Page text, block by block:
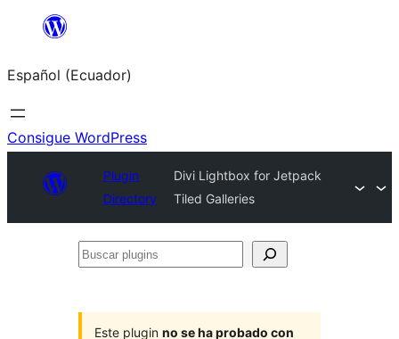
Saltar
contenido
Español (Ecuador)
Consigue WordPress
Plugin
Directory
Divi Lightbox for Jetpack
Tiled Galleries
Buscar
Este plugin no se ha probado con